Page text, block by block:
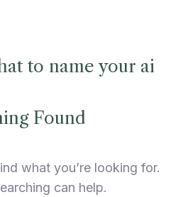
to name your ai
Found
what you’re looking for.
can help.